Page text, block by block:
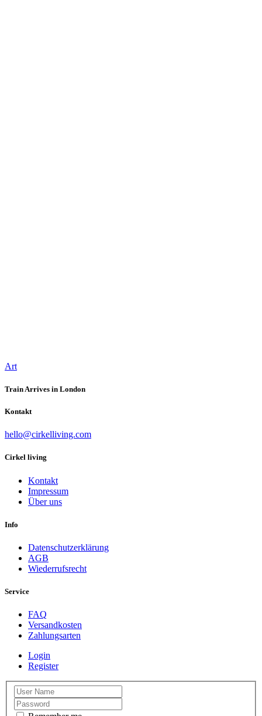
Art
Train Arrives in London
Kontakt
hello@cirkelliving.com
Cirkel living
Kontakt
Impressum
Über uns
Info
Datenschutzerklärung
AGB
Wiederrufsrecht
Service
FAQ
Versandkosten
Zahlungsarten
Login
Register